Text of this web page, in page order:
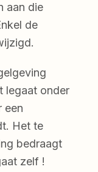
aan die
de
legaat onder
een
Het te
bedraagt
zelf !